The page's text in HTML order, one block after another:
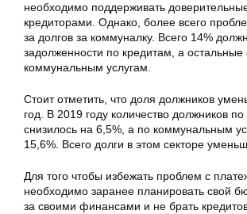
необходимо поддерживать
кредиторами. Однако, более всего
за долгов за коммуналку. Всего 14%
задолженности по кредитам, а
коммунальным услугам.
Стоит отметить, что доля должников
год. В 2019 году количество должников
снизилось на 6,5%, а по коммунальным
15,6%. Всего долги в этом секторе
Для того чтобы избежать проблем с
необходимо заранее планировать свой
за своими финансами и не брать